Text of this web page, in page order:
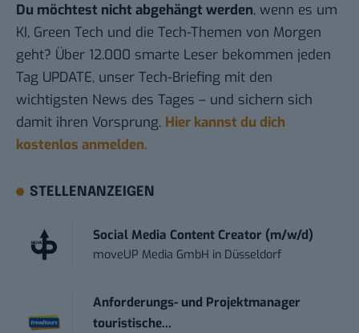
Du möchtest nicht abgehängt werden, wenn es um
KI, Green Tech und die Tech-Themen von Morgen
geht? Über 12.000 smarte Leser bekommen jeden
Tag UPDATE, unser Tech-Briefing mit den
wichtigsten News des Tages – und sichern sich
damit ihren Vorsprung. Hier kannst du dich
kostenlos anmelden.
STELLENANZEIGEN
Social Media Content Creator (m/w/d)
moveUP Media GmbH in Düsseldorf
Anforderungs- und Projektmanager
touristische...